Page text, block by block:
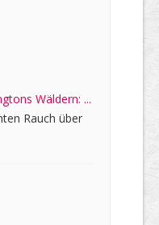
Wäldern: ...
Rauch über